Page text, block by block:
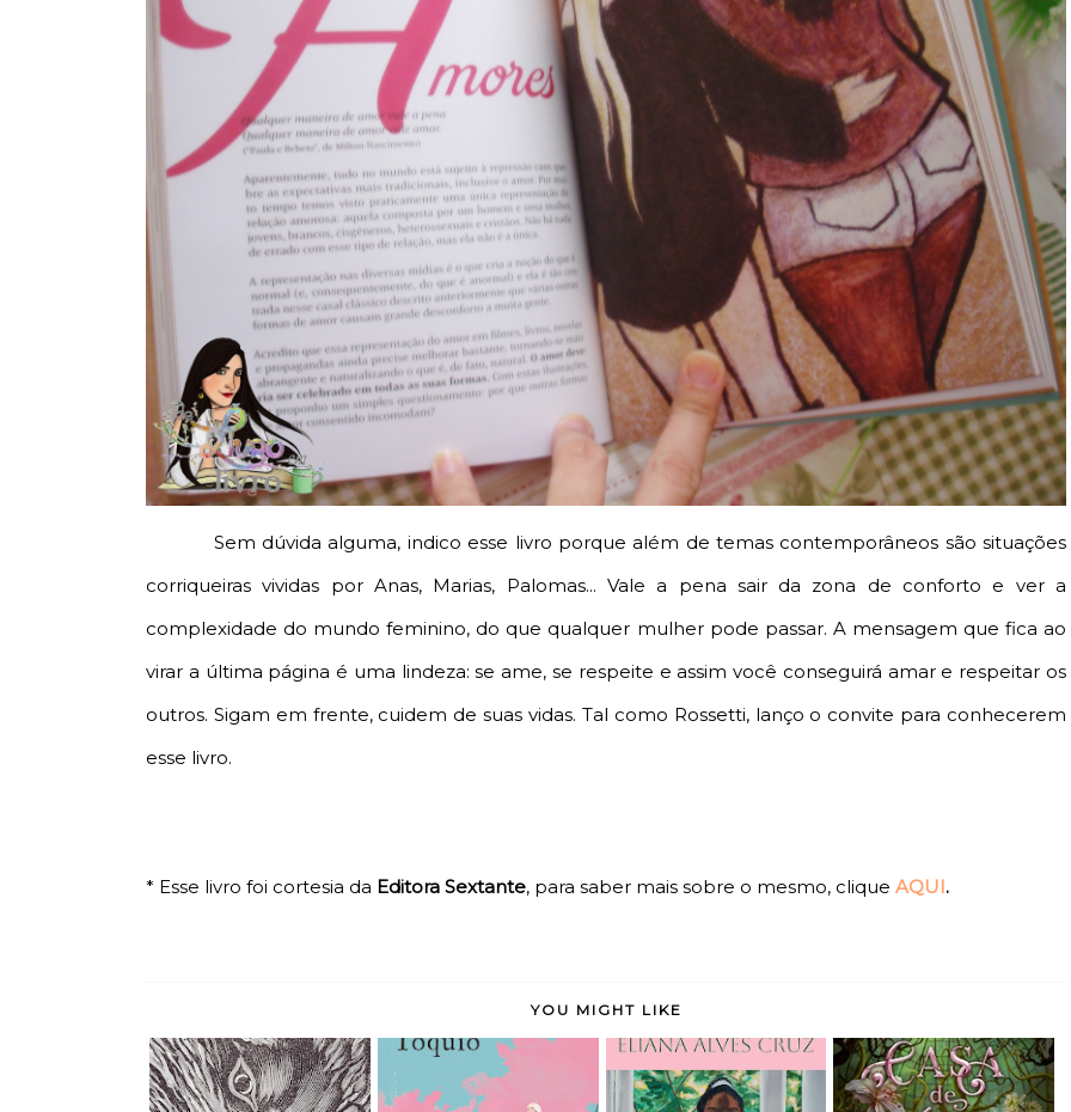
Sem dúvida alguma, indico esse livro porque além de temas contemporâneos são situações
corriqueiras vividas por Anas, Marias, Palomas... Vale a pena sair da zona de conforto e ver a
complexidade do mundo feminino, do que qualquer mulher pode passar. A mensagem que fica ao
virar a última página é uma lindeza: se ame, se respeite e assim você conseguirá amar e respeitar os
outros. Sigam em frente, cuidem de suas vidas. Tal como Rossetti, lanço o convite para conhecerem
esse livro.
* Esse livro foi cortesia da Editora Sextante, para saber mais sobre o mesmo, clique AQUI.
YOU MIGHT LIKE